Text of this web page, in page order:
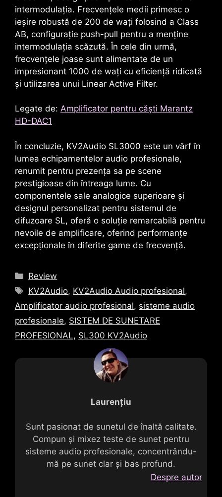
intermodulația. Frecvențele medii primesc o
ieșire robustă de 200 de wați folosind a Class
AB, configurație push-pull pentru a menține
intermodulația scăzută. În cele din urmă,
frecvențele joase sunt alimentate de un
impresionant 1000 de wați cu eficiență ridicată
și utilizarea unui Linear Active Filter.
Legate de: Amplificator pentru căști Marantz
HD-DAC1
În concluzie, KV2Audio SL3000 este un vârf în
lumea echipamentelor audio profesionale,
renumit pentru prezența sa pe scene
prestigioase din întreaga lume. Cu
componentele sale analogice superioare și
designul personalizat pentru sistemul de
difuzoare SL, oferă o soluție remarcabilă pentru
nevoile de amplificare, oferind performanțe
excepționale în diferite game de frecvență.
Categorii
Review
Etichete
KV2Audio, KV2Audio Audio profesional,
Amplificator audio profesional, sisteme audio
profesionale, SISTEM DE SUNETARE
PROFESIONAL, SL300 KV2Audio
Laurențiu
Sunt pasionat de sunetul de înaltă calitate.
Compun și mixez teste de sunet pentru
sisteme audio profesionale, concentrându-
mă pe sunet clar și bas profund.
Despre autor